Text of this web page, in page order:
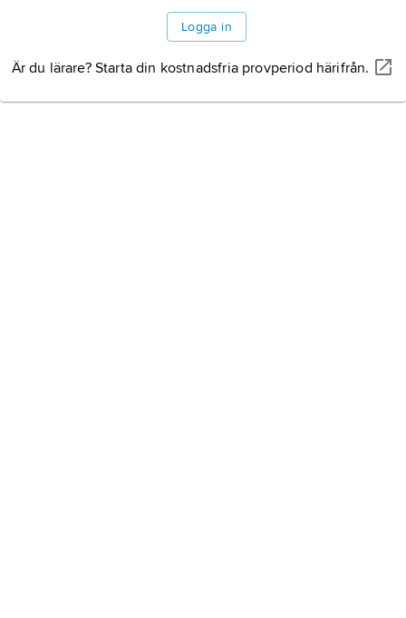
Logga in
Är du lärare? Starta din kostnadsfria provperiod härifrån.